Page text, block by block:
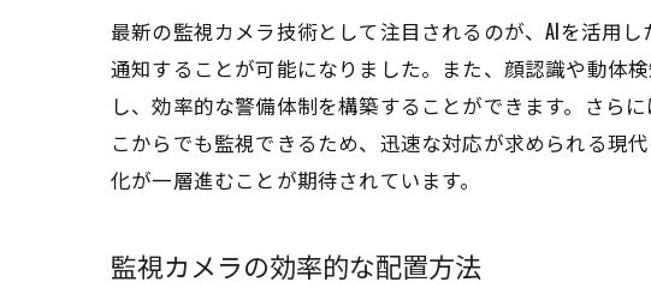
最新の監視カメラ技術として注目されるのが、AIを活用
通知することが可能になりました。また、顔認識や動体
し、効率的な警備体制を構築することができます。さら
こからでも監視できるため、迅速な対応が求められる現
化が一層進むことが期待されています。
監視カメラの効率的な配置方法